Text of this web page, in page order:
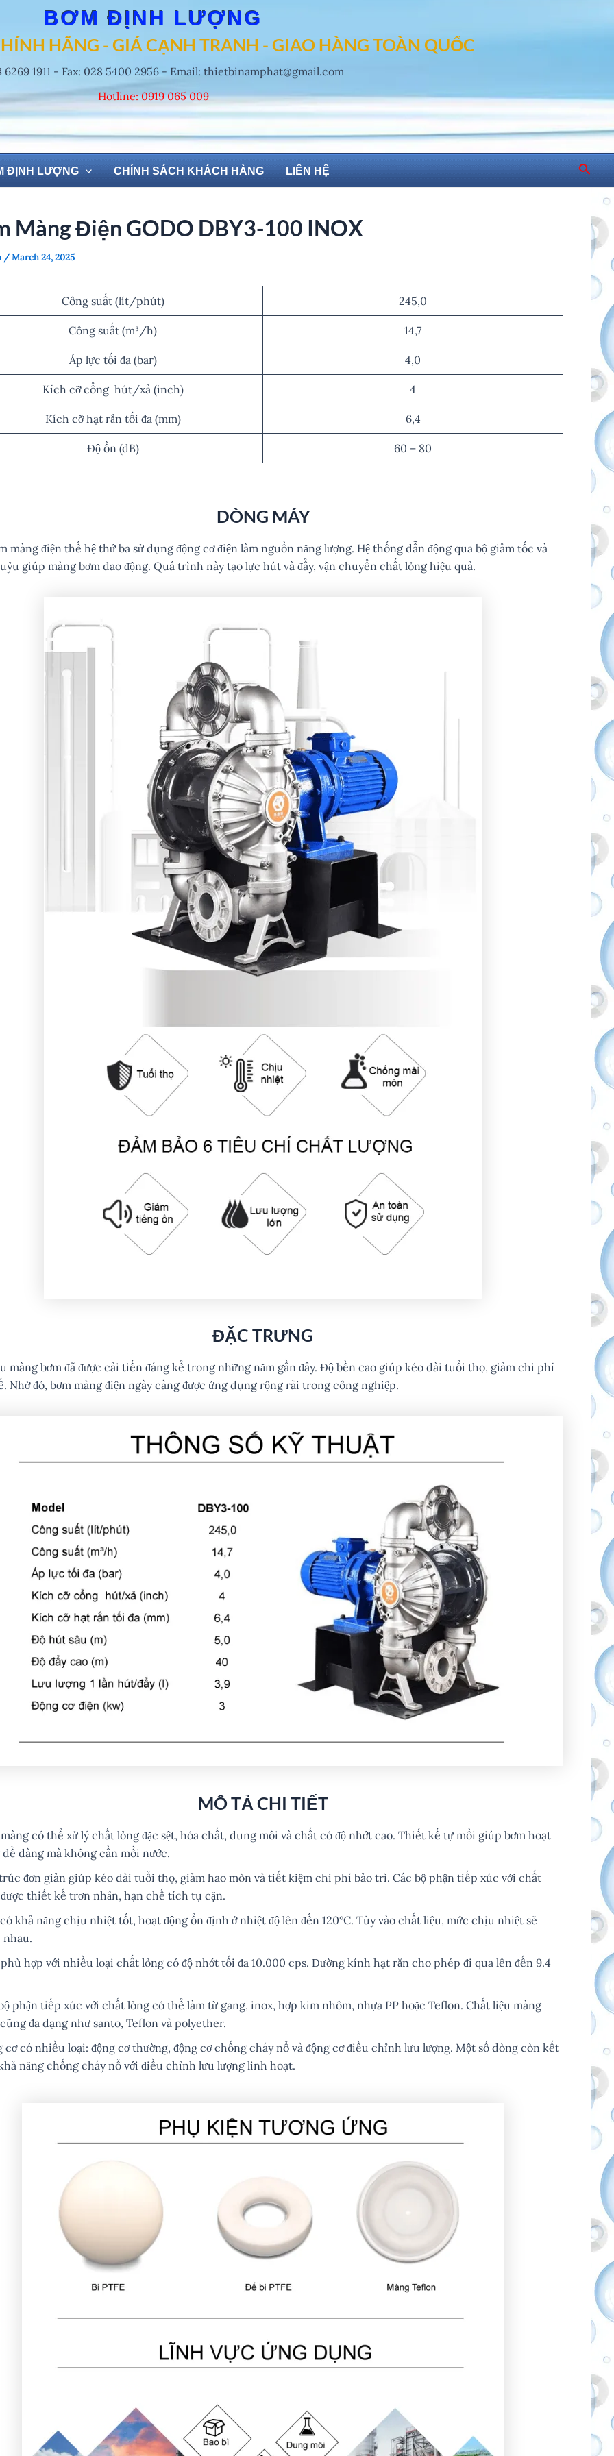
BƠM ĐỊNH LƯỢNG
HÃNG - GIÁ CẠNH TRANH - GIAO HÀNG TOÀN QUỐC
6269 1911 - Fax: 028 5400 2956 - Email: thietbinamphat@gmail.com
Hotline: 0919 065 009
ĐỊNH LƯỢNG CHÍNH SÁCH KHÁCH HÀNG LIÊN HỆ
Màng Điện GODO DBY3-100 INOX
/March 24, 2025
Công suất (lít/phút) 245,0
Công suất (m³/h) 14,7
Áp lực tối đa (bar) 4,0
Kích cỡ cổng hút/xả (inch) 4
Kích cỡ hạt rắn tối đa (mm) 6,4
Độ ồn (dB) 60 – 80
DÒNG MÁY
màng điện thế hệ thứ ba sử dụng động cơ điện làm nguồn năng lượng. Hệ thống dẫn động qua bộ giảm tốc và
giúp màng bơm dao động. Quá trình này tạo lực hút và đẩy, vận chuyển chất lỏng hiệu quả.
ĐẶC TRƯNG
màng bơm đã được cải tiến đáng kể trong những năm gần đây. Độ bền cao giúp kéo dài tuổi thọ, giảm chi phí
Nhờ đó, bơm màng điện ngày càng được ứng dụng rộng rãi trong công nghiệp.
MÔ TẢ CHI TIẾT
có thể xử lý chất lỏng đặc sệt, hóa chất, dung môi và chất có độ nhớt cao. Thiết kế tự mồi giúp bơm hoạt
dễ dàng mà không cần mồi nước.
đơn giản giúp kéo dài tuổi thọ, giảm hao mòn và tiết kiệm chi phí bảo trì. Các bộ phận tiếp xúc với chất
thiết kế trơn nhẵn, hạn chế tích tụ cặn.
khả năng chịu nhiệt tốt, hoạt động ổn định ở nhiệt độ lên đến 120°C. Tùy vào chất liệu, mức chịu nhiệt sẽ
nhau.
hợp với nhiều loại chất lỏng có độ nhớt tối đa 10.000 cps. Đường kính hạt rắn cho phép đi qua lên đến 9.4
phận tiếp xúc với chất lỏng có thể làm từ gang, inox, hợp kim nhôm, nhựa PP hoặc Teflon. Chất liệu màng
đa dạng như santo, Teflon và polyether.
cơ có nhiều loại: động cơ thường, động cơ chống cháy nổ và động cơ điều chỉnh lưu lượng. Một số dòng còn kết
năng chống cháy nổ với điều chỉnh lưu lượng linh hoạt.